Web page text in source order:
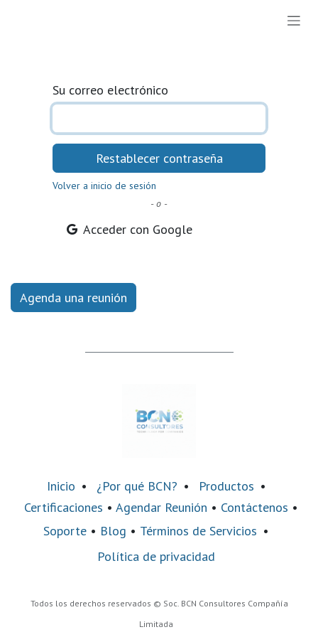
Su correo electrónico
Restablecer contraseña
Volver a inicio de sesión
- o -
Acceder con Google
Agenda una reunión
Inicio • ¿Por qué BCN? • Productos •
Certificaciones • Agendar Reunión • Contáctenos •
Soporte • Blog • Términos de Servicios •
Política de privacidad
Todos los derechos reservados © Soc. BCN Consultores Compañía
Limitada